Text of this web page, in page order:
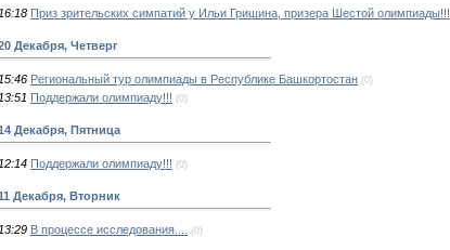
16:18 Приз зрительских симпатий у Ильи Гришина, призера Шестой олимпиады!!!
Декабря, Четверг
15:46 Региональный тур олимпиады в Республике Башкортостан (0)
13:51 Поддержали олимпиаду!!! (0)
Декабря, Пятница
12:14 Поддержали олимпиаду!!! (0)
Декабря, Вторник
13:29 В процессе исследования.... (0)